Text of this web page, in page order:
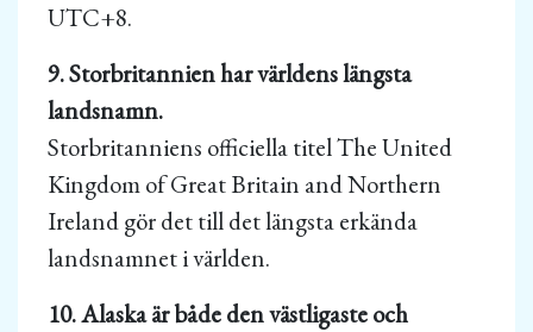
UTC+8.
9. Storbritannien har världens längsta
landsnamn.
Storbritanniens officiella titel The United
Kingdom of Great Britain and Northern
Ireland gör det till det längsta erkända
landsnamnet i världen.
10. Alaska är både den västligaste och